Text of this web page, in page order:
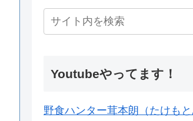
Youtubeやってます！
野食ハンター茸本朗（たけもと